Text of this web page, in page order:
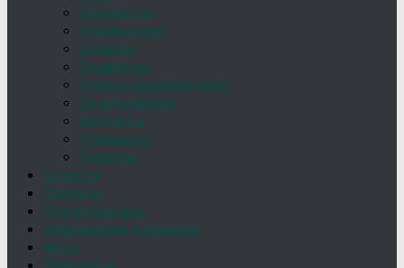
Документы
Руководство
Команда
Правление
Попечительский совет
Отчёты фонда
Контакты
Реквизиты
Решение
Новости
Проекты
Дом Игумновых
Лебедянские художники
Фото
Лебедянцы